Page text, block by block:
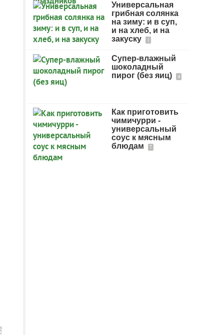
Универсальная
грибная солянка
на зиму: и в суп,
и на хлеб, и на
закуску
1
Супер-влажный
шоколадный
пирог (без яиц)
4
Как приготовить
чимичурри -
универсальный
соус к мясным
блюдам
7